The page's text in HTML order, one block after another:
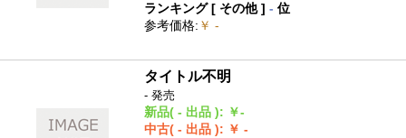
ランキング [ その他]- 位
参考価格: ￥ -
タイトル不明
- 発売
新品( - 出品 ): ￥-
中古( - 出品 ): ￥ -